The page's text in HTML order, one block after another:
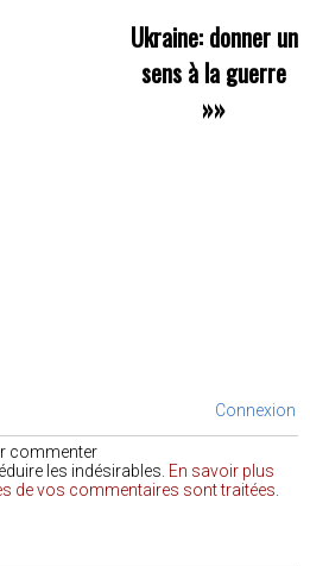
Ukraine: donner un
sens à la guerre
»»
Connexion
commenter
les indésirables. En savoir plus
de vos commentaires sont traitées